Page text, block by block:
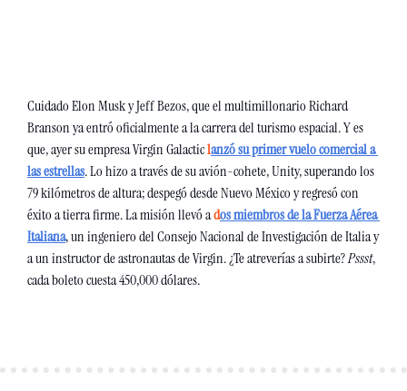
Cuidado Elon Musk y Jeff Bezos, que el multimillonario Richard
Branson ya entró oficialmente a la carrera del turismo espacial. Y es
que, ayer su empresa Virgin Galactic lanzó su primer vuelo comercial a
las estrellas. Lo hizo a través de su avión-cohete, Unity, superando los
79 kilómetros de altura; despegó desde Nuevo México y regresó con
éxito a tierra firme. La misión llevó a dos miembros de la Fuerza Aérea
Italiana, un ingeniero del Consejo Nacional de Investigación de Italia y
a un instructor de astronautas de Virgin. ¿Te atreverías a subirte? Pssst,
cada boleto cuesta 450,000 dólares.